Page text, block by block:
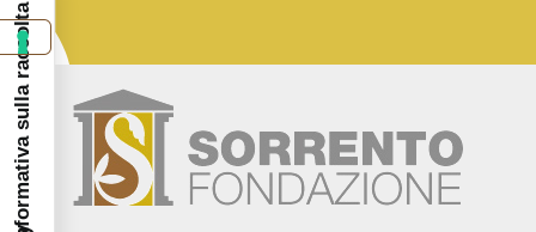
Informativa sulla raccolta